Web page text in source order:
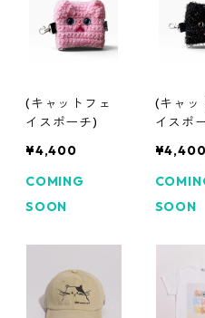
(キャットフェ
イスポーチ)
¥4,400
COMING
SOON
(キャッ
イスポ
¥4,400
SOON